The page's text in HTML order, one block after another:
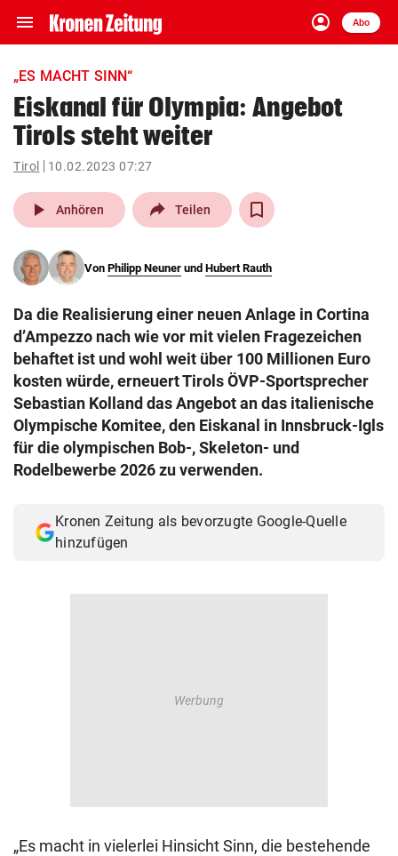
menu Navigation
ein-/ausklappen
account_circle
Anmelden
Abo
close Schließen
account_circle Anmelden
pin_drop
Wien arrow_right
search
eingeben
© Krone Multimedia GmbH & Co KG 2026
Muthgasse 2, 1190 Wien
„ES MACHT SINN“
Eiskanal für Olympia: Angebot
Tirols steht weiter
Tirol 10.02.2023 07:27
play_arrow Anhören Teilen
Von Philipp Neuner und Hubert Rauth
Da die Realisierung einer neuen Anlage in Cortina
d’Ampezzo nach wie vor mit vielen Fragezeichen
behaftet ist und wohl weit über 100 Millionen Euro
kosten würde, erneuert Tirols ÖVP-Sportsprecher
Sebastian Kolland das Angebot an das italienische
Olympische Komitee, den Eiskanal in Innsbruck-Igls
für die olympischen Bob-, Skeleton- und
Rodelbewerbe 2026 zu verwenden.
Kronen Zeitung als bevorzugte Google-Quelle
hinzufügen
„Es macht in vielerlei Hinsicht Sinn, die bestehende